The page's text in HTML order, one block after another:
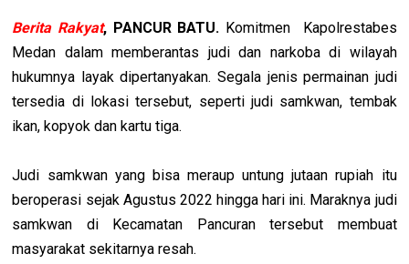
Berita Rakyat, PANCUR BATU. Komitmen Kapolrestabes
Medan dalam memberantas judi dan narkoba di wilayah
hukumnya layak dipertanyakan. Segala jenis permainan judi
tersedia di lokasi tersebut, seperti judi samkwan, tembak
ikan, kopyok dan kartu tiga.
Judi samkwan yang bisa meraup untung jutaan rupiah itu
beroperasi sejak Agustus 2022 hingga hari ini. Maraknya judi
samkwan di Kecamatan Pancuran tersebut membuat
masyarakat sekitarnya resah.